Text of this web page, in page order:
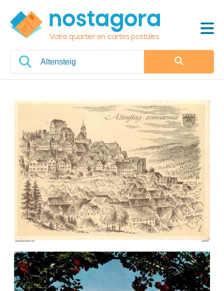
Votre quartier en cartes postales